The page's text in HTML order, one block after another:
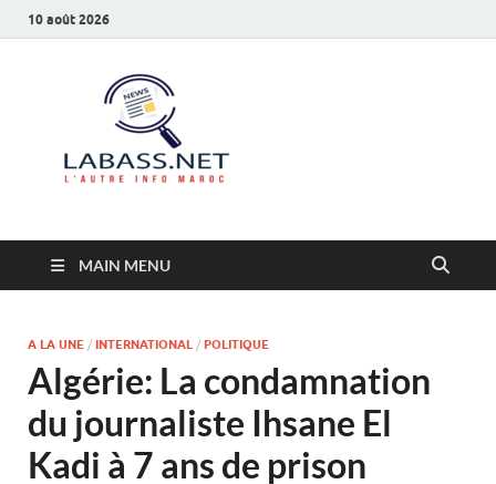
10 août 2026
MAIN MENU
A LA UNE / INTERNATIONAL / POLITIQUE
Algérie: La condamnation
du journaliste Ihsane El
Kadi à 7 ans de prison